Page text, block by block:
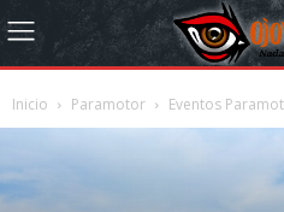
Inicio Paramotor Eventos